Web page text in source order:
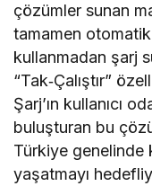
çözümler sunan
tamamen
kullanmadan şarj
“Tak‑Çalıştır”
Şarj’ın kullanıcı
buluşturan bu
Türkiye genelinde
yaşatmayı